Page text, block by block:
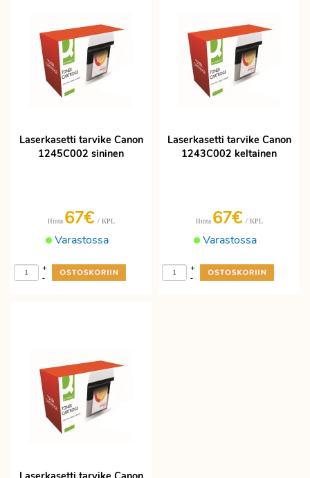
Laserkasetti tarvike Canon
1245C002 sininen
Varastossa
Hinta 67€ / KPL
-
+
Laserkasetti tarvike Canon
1243C002 keltainen
Varastossa
Hinta 67€ / KPL
-
+